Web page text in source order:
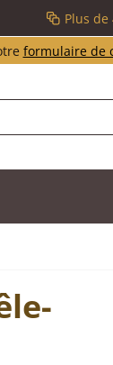
Plus
formulaire de